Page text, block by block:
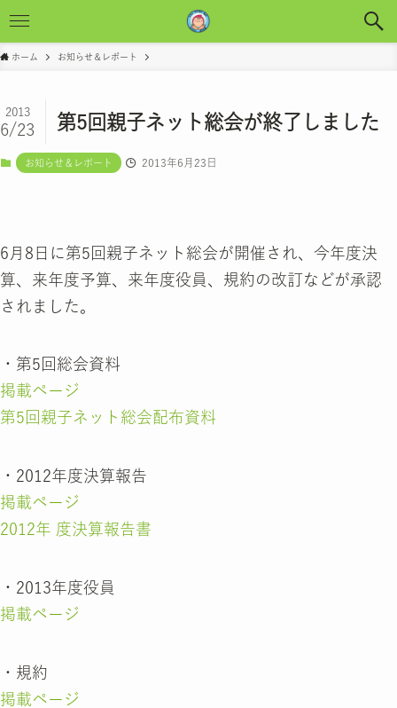
ホーム お知らせ＆レポート
第5回親子ネット総会が終了しました
2013
6/23
お知らせ＆レポート 2013年6月23日
6月8日に第5回親子ネット総会が開催され、今年度決
算、来年度予算、来年度役員、規約の改訂などが承認
されました。
・第5回総会資料
掲載ページ
第5回親子ネット総会配布資料
・2012年度決算報告
掲載ページ
2012年 度決算報告書
・2013年度役員
掲載ページ
・規約
掲載ページ